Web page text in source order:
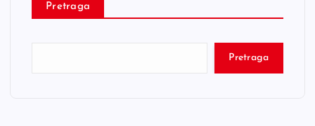
Pretraga
Pretraga